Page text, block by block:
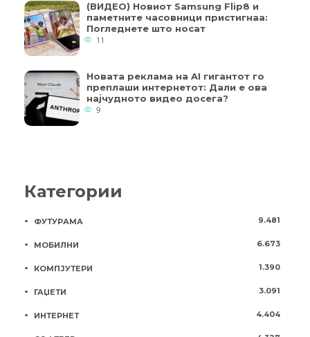
(ВИДЕО) Новиот Samsung Flip8 и
паметните часовници пристигнаа:
Погледнете што носат
11
Новата реклама на AI гигантот го
преплаши интернетот: Дали е ова
најчудното видео досега?
9
Категории
ФУТУРАМА 9.481
МОБИЛНИ 6.673
КОМПЈУТЕРИ 1.390
ГАЏЕТИ 3.091
ИНТЕРНЕТ 4.404